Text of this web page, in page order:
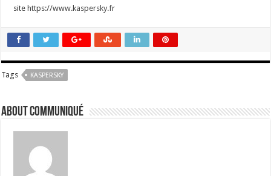
site https://www.kaspersky.fr
Tags KASPERSKY
About Communiqué